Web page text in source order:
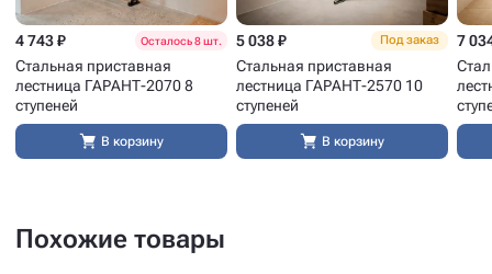
4 743 ₽ Осталось 8 шт.
Стальная приставная
лестница ГАРАНТ-2070 8
ступеней
В корзину
5 038 ₽ Под заказ
Стальная приставная
лестница ГАРАНТ-2570 10
ступеней
В корзину
7
Похожие товары